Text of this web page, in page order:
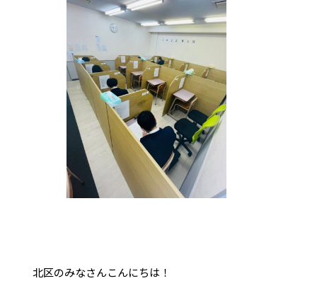
北区のみなさんこんにちは！